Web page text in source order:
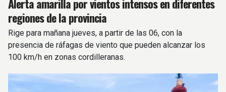
Alerta amarilla por vientos intensos en diferentes
regiones de la provincia
Rige para mañana jueves, a partir de las 06, con la
presencia de ráfagas de viento que pueden alcanzar los
100 km/h en zonas cordilleranas.